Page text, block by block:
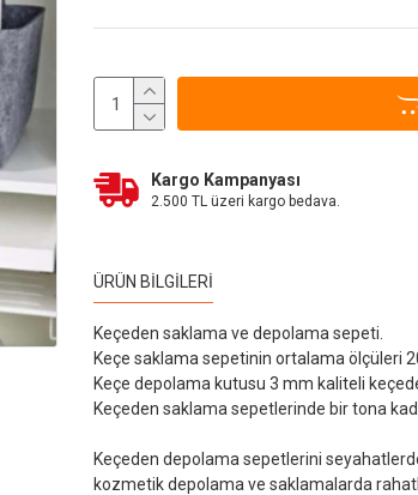
Kargo Kampanyası
2.500 TL üzeri kargo bedava.
ÜRÜN BILGILERI
Keçeden saklama ve depolama sepeti.
Keçe saklama sepetinin ortalama ölçüleri
Keçe depolama kutusu 3 mm kaliteli
Keçeden saklama sepetlerinde bir tona
Keçeden depolama sepetlerini
kozmetik depolama ve saklamalarda